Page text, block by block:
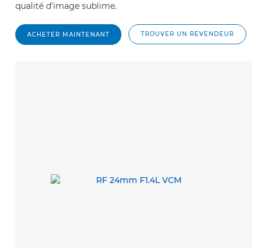
qualité d'image sublime.
ACHETER MAINTENANT TROUVER UN REVENDEUR